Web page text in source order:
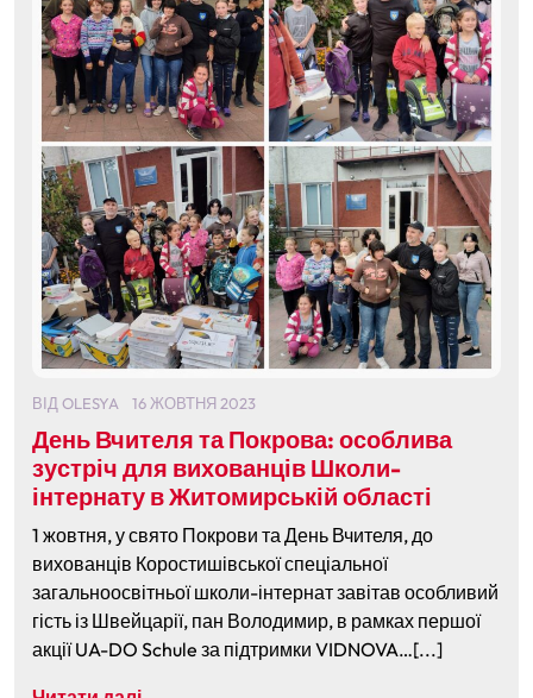
ВІД OLESYA 16 ЖОВТНЯ 2023
День Вчителя та Покрова: особлива
зустріч для вихованців Школи-
інтернату в Житомирській області
1 жовтня, у свято Покрови та День Вчителя, до
вихованців Коростишівської спеціальної
загальноосвітньої школи-інтернат завітав особливий
гість із Швейцарії, пан Володимир, в рамках першої
акції UA-DO Schule за підтримки VIDNOVA…[...]